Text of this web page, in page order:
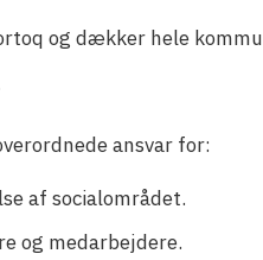
og dækker hele
ansvar for:
af socialområdet.
og medarbejdere.